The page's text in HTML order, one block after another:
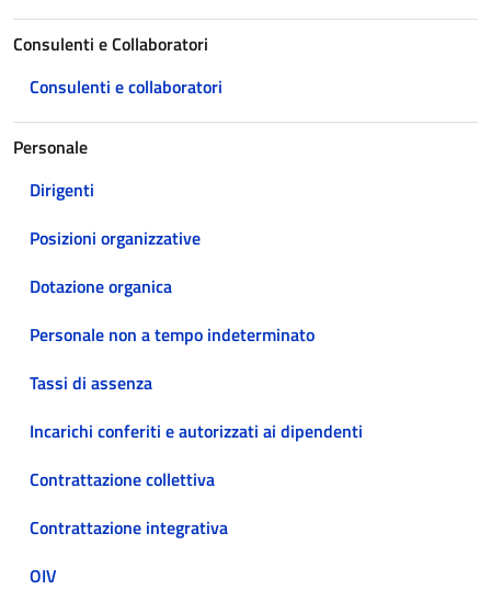
Consulenti e Collaboratori
Consulenti e collaboratori
Personale
Dirigenti
Posizioni organizzative
Dotazione organica
Personale non a tempo indeterminato
Tassi di assenza
Incarichi conferiti e autorizzati ai dipendenti
Contrattazione collettiva
Contrattazione integrativa
OIV